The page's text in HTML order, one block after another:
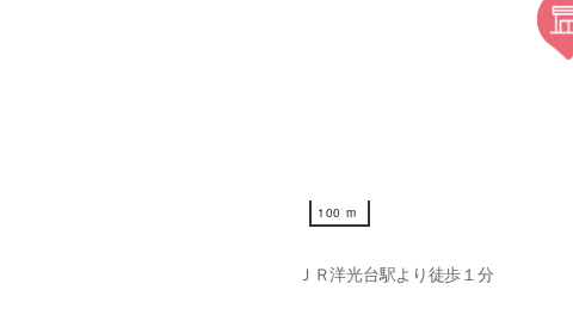
100 m
100 m
ＪＲ洋光台駅より徒歩１分